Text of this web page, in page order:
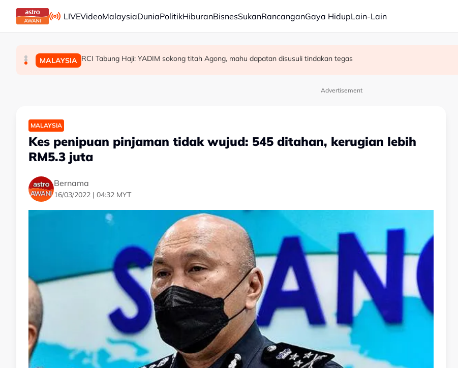
Skip to main content
LIVEVideoMalaysiaDuniaPolitikHiburanBisnesSukanRancanganGaya HidupLain-Lain
MALAYSIA Penjualan aset Felda: Ahmad Shabery bimbang PM terima maklumat kurang tepat
POLITIK [TERKINI] Buat masa ini, Bersatu masih anggota PN - Ahmad Samsuri
MALAYSIA RCI Tabung Haji: YADIM sokong titah Agong, mahu dapatan disusuli tindakan tegas
Advertisement
MALAYSIA
Kes penipuan pinjaman tidak wujud: 545 ditahan, kerugian lebih
RM5.3 juta
Bernama
16/03/2022 | 04:32 MYT